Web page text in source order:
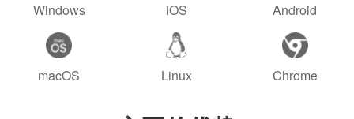
Windows iOS Android
macOS Linux Chrome